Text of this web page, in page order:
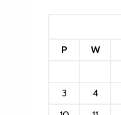
P W
3
4